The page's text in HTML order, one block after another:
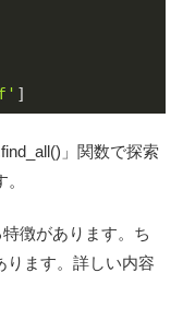
]
」関数で探索
特徴があります。ち
ります。詳しい内容